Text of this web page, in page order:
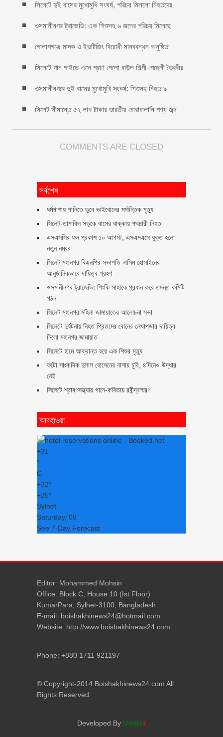
সিলেটে দুই বাসের মুখোমুখি সংঘর্ষ, পরিচয় মিললো নিহতদের
ওসমানীনগর ট্রাজেডি: এক শিশুসহ ৬ জনের পরিচয় মিলেছে
গোলাপগঞ্জে মাদক ও ইভটিজিং বিরোধী মানববন্ধন অনুষ্ঠিত
সিলেটে গান গাইতে এসে প্রাণ গেলো বাউল শিল্পী পেহেলী ভৈরবীর
ওসমানীনগরে দুই বাসের মুখোমুখি সংঘর্ষ: শিশুসহ নিহত ৯
সিলেট সীমান্তে ৫২ লাখ টাকার ভারতীয় চোরাচালানি পণ্য জব্দ
COMMENTS ARE CLOSED
সর্বশেষ
ধর্মপাশায় পানিতে ডুবে ভাইবোনের মর্মান্তিক মৃত্যু
সিলেট-তামাবিল সড়কে বাসের ধাক্কায় পথচারী নিহত
এসএসসির ফল প্রকাশ ১০ আগস্ট, এসএমএসে যুক্ত হলো
নতুন নম্বর
সিলেট মহানগর বিএনপির সভাপতি নাসিম হোসাইনের
আনুষ্ঠানিকভাবে দায়িত্ব গ্রহণ
ওসমানীনগর ট্রাজেডি: পিংকি সাহাকে প্রধান করে তদন্ত কমিটি
গঠন
সিলেট মহানগর মহিলা জামায়াতের আলোচনা সভা
সিলেটে দুর্ঘটনায় নিহত প্রিতমের বোনের লেখাপড়ার দায়িত্ব
নিলো মহানগর জামায়াত
সিলেটে হামে আক্রান্ত হয়ে এক শিশুর মৃত্যু
ফটো সাংবাদিক দুলাল হোসেনের বাসায় চুরি, ৪দিনেও উদ্ধার
নেই
সিলেটে শ্রাবণসন্ধ্যায় গানে-কবিতায় রবীন্দ্রস্মরণ
আবহাওয়া
+31
°
C
+32°
+25°
Sylhet
Saturday, 08
See 7-Day Forecast
Editor: Mohammed Mohsin
Office: Block C, House 10 (Ist Floor)
KumarPara, Sylhet-3100, Bangladesh
E-mail: boishakhinews24@hotmail.com
Website: http://www.boishakhinews24.com
Phone: +880 1711 921197
© Copyright-2014 Boishakhinews24.com All
Rights Reserved
Developed By Mediait